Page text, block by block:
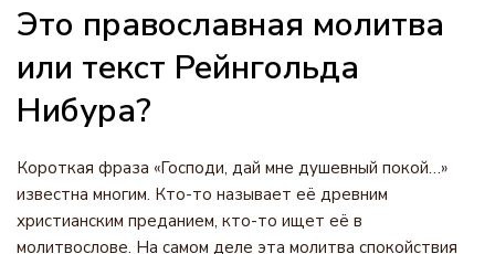
Это православная молитва
или текст Рейнгольда
Нибура?
Короткая фраза «Господи, дай мне душевный покой…»
известна многим. Кто-то называет её древним
христианским преданием, кто-то ищет её в
молитвослове. На самом деле эта молитва спокойствия